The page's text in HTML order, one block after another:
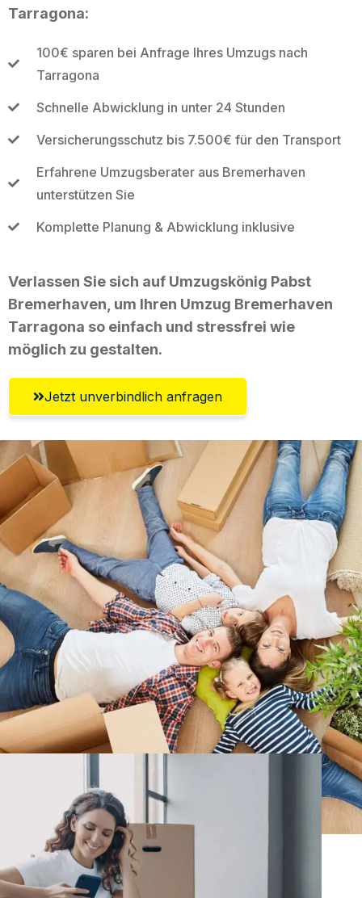
Tarragona:
100€ sparen bei Anfrage Ihres Umzugs nach
Tarragona
Schnelle Abwicklung in unter 24 Stunden
Versicherungsschutz bis 7.500€ für den Transport
Erfahrene Umzugsberater aus Bremerhaven
unterstützen Sie
Komplette Planung & Abwicklung inklusive
Verlassen Sie sich auf Umzugskönig Pabst
Bremerhaven, um Ihren Umzug Bremerhaven
Tarragona so einfach und stressfrei wie
möglich zu gestalten.
Jetzt unverbindlich anfragen